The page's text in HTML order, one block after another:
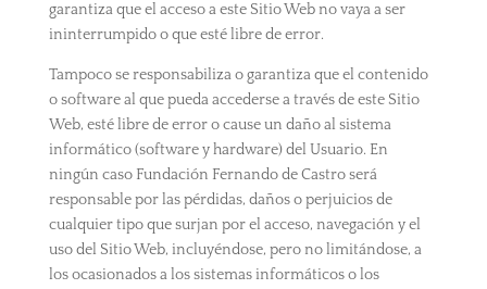
garantiza que el acceso a este Sitio Web no vaya a ser
ininterrumpido o que esté libre de error.
Tampoco se responsabiliza o garantiza que el contenido
o software al que pueda accederse a través de este Sitio
Web, esté libre de error o cause un daño al sistema
informático (software y hardware) del Usuario. En
ningún caso Fundación Fernando de Castro será
responsable por las pérdidas, daños o perjuicios de
cualquier tipo que surjan por el acceso, navegación y el
uso del Sitio Web, incluyéndose, pero no limitándose, a
los ocasionados a los sistemas informáticos o los